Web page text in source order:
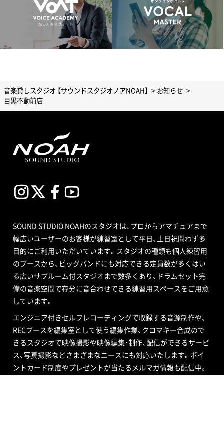
音楽貸しスタジオ 【サウンドスタジオノアNOAH】
お知らせ
目黒不動前店
SOUND STUDIO NOAHのスタジオは、プロからアマチュアまで
幅広いユーザーのお客様が練習室として平日、土日祝問わず多
目的にご利用いただいています。スタジオの種類も個人練習用
のブースから、ビッグバンドにも対応できる定員数が多くはい
る広いサブルーム付スタジオまで数多くあり、ドラムセット完
備の音楽空間で存分に音合わせできる練習用スペースをご用意
しています。
エンジニア付きセルフレコーディングで収録する音源制作や、
RECブースを編集室として使う編集作業、クロマキー合成ので
きるスタジオで映像撮影や映像編集・制作、配信ができるサービ
ス、写真撮影などさまざまなニーズにも対応いたします。ポイ
ントカード制度やプレゼントが当たるメルマガ情報も配信中。